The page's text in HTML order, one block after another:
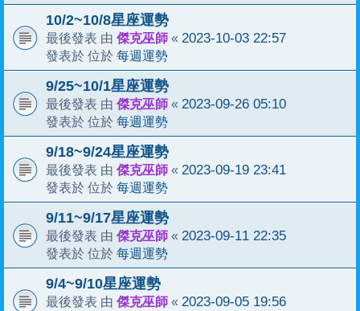
10/2~10/8星座運勢
最後發表 由 傑克巫師 « 2023-10-03 22:57
發表於 位於 每週運勢
9/25~10/1星座運勢
最後發表 由 傑克巫師 « 2023-09-26 05:10
發表於 位於 每週運勢
9/18~9/24星座運勢
最後發表 由 傑克巫師 « 2023-09-19 23:41
發表於 位於 每週運勢
9/11~9/17星座運勢
最後發表 由 傑克巫師 « 2023-09-11 22:35
發表於 位於 每週運勢
9/4~9/10星座運勢
最後發表 由 傑克巫師 « 2023-09-05 19:56